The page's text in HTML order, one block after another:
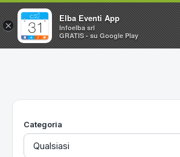
Home
Utilità
Categoria
×
Elba Eventi App
Infoelba srl
GRATIS - su Google Play